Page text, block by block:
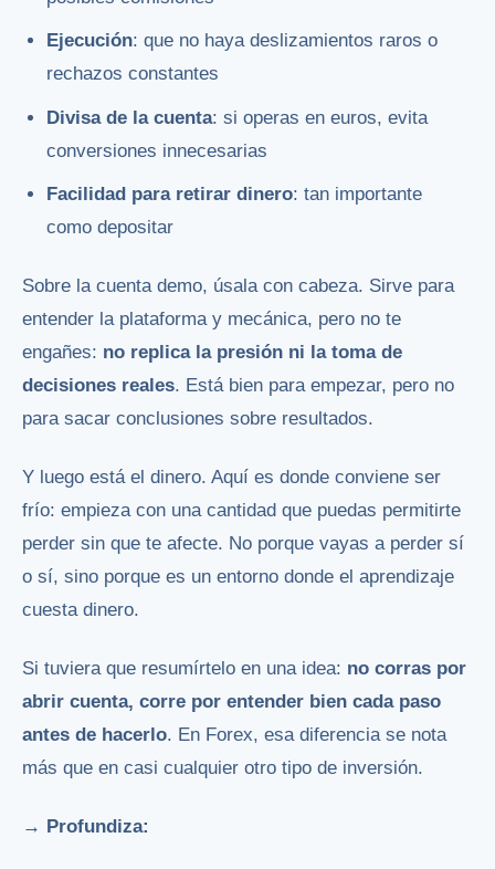
Ejecución: que no haya deslizamientos raros o
rechazos constantes
Divisa de la cuenta: si operas en euros, evita
conversiones innecesarias
Facilidad para retirar dinero: tan importante
como depositar
Sobre la cuenta demo, úsala con cabeza. Sirve para
entender la plataforma y mecánica, pero no te
engañes: no replica la presión ni la toma de
decisiones reales. Está bien para empezar, pero no
para sacar conclusiones sobre resultados.
Y luego está el dinero. Aquí es donde conviene ser
frío: empieza con una cantidad que puedas permitirte
perder sin que te afecte. No porque vayas a perder sí
o sí, sino porque es un entorno donde el aprendizaje
cuesta dinero.
Si tuviera que resumírtelo en una idea: no corras por
abrir cuenta, corre por entender bien cada paso
antes de hacerlo. En Forex, esa diferencia se nota
más que en casi cualquier otro tipo de inversión.
→ Profundiza: